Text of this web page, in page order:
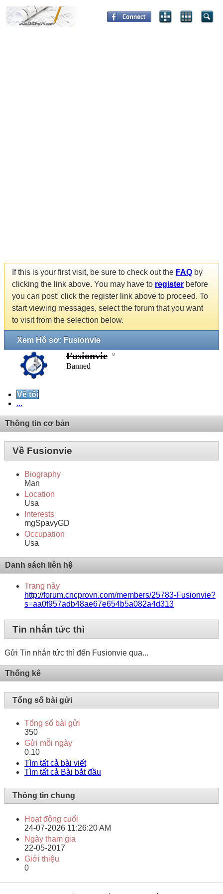
If this is your first visit, be sure to check out the FAQ by
clicking the link above. You may have to register before
you can post: click the register link above to proceed. To
start viewing messages, select the forum that you want
to visit from the selection below.
Xem Hồ sơ: Fusionvie
Fusionvie
Banned
Về tôi
...
Thông tin cơ bản
Về Fusionvie
Biography
Man
Location
Usa
Interests
mgSpavyGD
Occupation
Usa
Danh sách liên hệ
Trang này
http://forum.cncprovn.com/members/25783-Fusionvie?
s=aa0f957adb48ae67e654b5a082a4d313
Tin nhắn tức thì
Gửi Tin nhắn tức thì đến Fusionvie qua...
Thống kê
Tổng số bài gửi
Tổng số bài gửi
350
Gửi mỗi ngày
0.10
Tìm tất cả bài viết
Tìm tất cả Bài bắt đầu
Thông tin chung
Hoạt động cuối
24-07-2026 11:26:20 AM
Ngày tham gia
22-05-2017
Giới thiệu
0